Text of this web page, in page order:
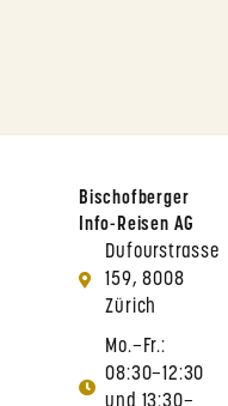
Bischofberger
Info-Reisen AG
Dufourstrasse
159, 8008
Zürich
Mo.–Fr.:
08:30–12:30